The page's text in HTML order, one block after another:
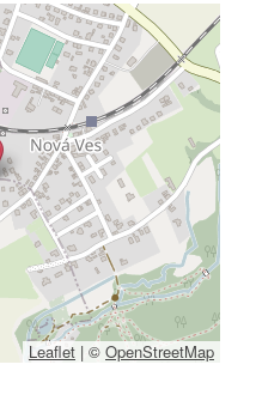
Leaflet | © OpenStreetMap